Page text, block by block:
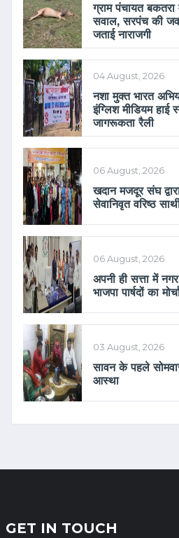
ग्राम पंचायत
सवाल, सरपंच की
जताई नाराजगी
04 August, 2026
नशा मुक्त भारत
इंग्लिश मीडियम हाई
जागरूकता रैली
06 August, 2026
खदान मजदूर संघ
सेवानिवृत वरिष्ठ
06 August, 2026
अपनी ही सत्ता में
भाजपा पार्षदों का
03 August, 2026
सावन के पहले
आस्था
GET IN TOUCH